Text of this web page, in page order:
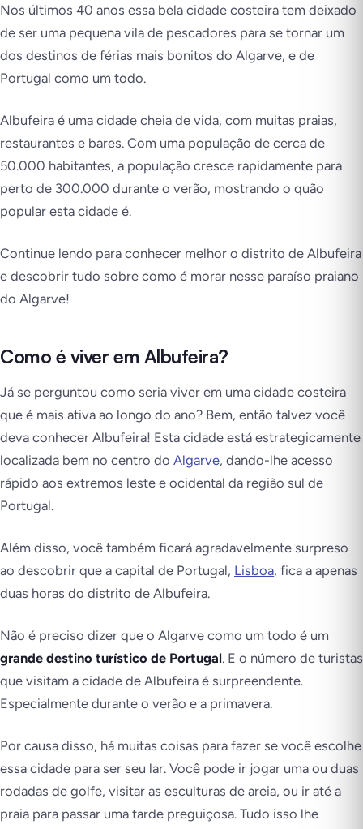
Nos últimos 40 anos essa bela cidade costeira tem deixado
de ser uma pequena vila de pescadores para se tornar um
dos destinos de férias mais bonitos do Algarve, e de
Portugal como um todo.
Albufeira é uma cidade cheia de vida, com muitas praias,
restaurantes e bares. Com uma população de cerca de
50.000 habitantes, a população cresce rapidamente para
perto de 300.000 durante o verão, mostrando o quão
popular esta cidade é.
Continue lendo para conhecer melhor o distrito de Albufeira
e descobrir tudo sobre como é morar nesse paraíso praiano
do Algarve!
Como é viver em Albufeira?
Já se perguntou como seria viver em uma cidade costeira
que é mais ativa ao longo do ano? Bem, então talvez você
deva conhecer Albufeira! Esta cidade está estrategicamente
localizada bem no centro do Algarve, dando-lhe acesso
rápido aos extremos leste e ocidental da região sul de
Portugal.
Além disso, você também ficará agradavelmente surpreso
ao descobrir que a capital de Portugal, Lisboa, fica a apenas
duas horas do distrito de Albufeira.
Não é preciso dizer que o Algarve como um todo é um
grande destino turístico de Portugal. E o número de turistas
que visitam a cidade de Albufeira é surpreendente.
Especialmente durante o verão e a primavera.
Por causa disso, há muitas coisas para fazer se você escolhe
essa cidade para ser seu lar. Você pode ir jogar uma ou duas
rodadas de golfe, visitar as esculturas de areia, ou ir até a
praia para passar uma tarde preguiçosa. Tudo isso lhe